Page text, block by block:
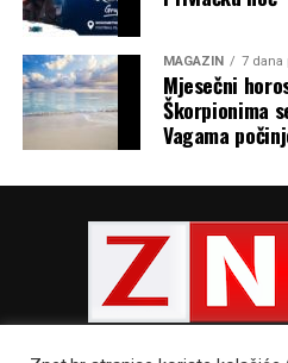
župnog vikara i župnika.
vježbe svećenicima,
seminare i česti je sugovornik
medijima.
Bio je među osnivateljima
asistent Franjevačkog
Fra Andrija je dobitnik
„Treba se zapitati oko čega
oko Boga ili samo oko mojih
MAGAZIN 7 dana
Mjesečni
Škorpionima
Vagama